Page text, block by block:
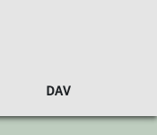
DAV